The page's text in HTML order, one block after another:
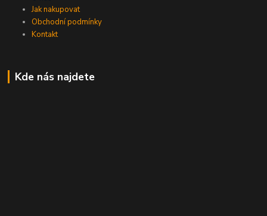
Jak nakupovat
Obchodní podmínky
Kontakt
Kde nás najdete